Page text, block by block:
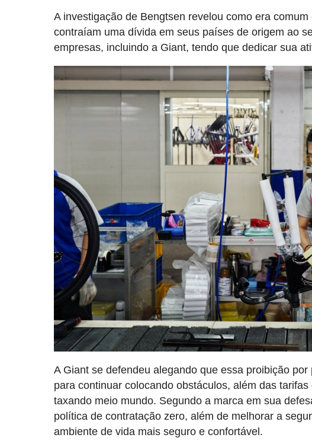
A investigação de Bengtsen revelou como era
contraíam uma dívida em seus países de origem ao
empresas, incluindo a Giant, tendo que dedicar sua
A Giant se defendeu alegando que essa proibição
para continuar colocando obstáculos, além das
taxando meio mundo. Segundo a marca em sua
política de contratação zero, além de melhorar a
ambiente de vida mais seguro e confortável.